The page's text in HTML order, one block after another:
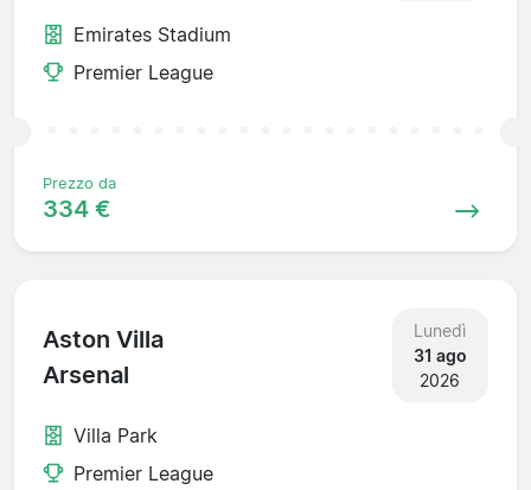
Emirates Stadium
Premier League
Prezzo da
334 €
Aston Villa
Arsenal
Lunedì
31 ago
2026
Villa Park
Premier League